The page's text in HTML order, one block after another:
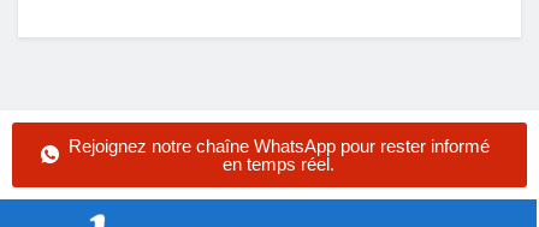
Rejoignez notre chaîne WhatsApp pour rester informé
en temps réel.